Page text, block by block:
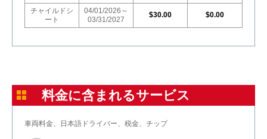
チャイルドシ
ート
04/01/2026～
03/31/2027
$30.00 $0.00
料金に含まれるサービス
車両料金、日本語ドライバー、税金、チップ